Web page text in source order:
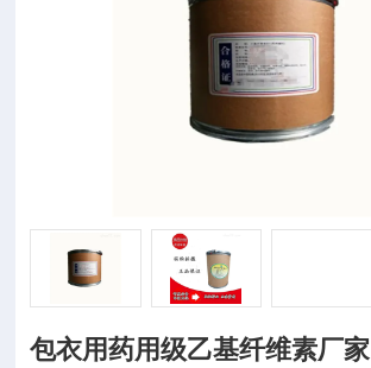
包衣用药用级乙基纤维素厂家